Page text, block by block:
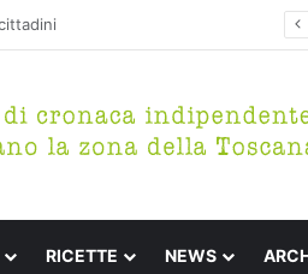
RICETTE NEWS